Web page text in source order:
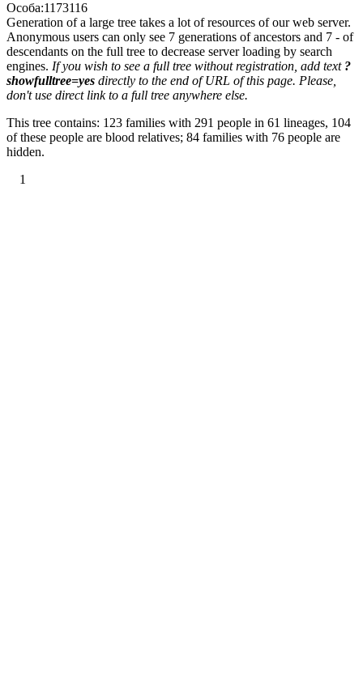
Особа:1173116
Generation of a large tree takes a lot of resources of our web server.
Anonymous users can only see 7 generations of ancestors and 7 - of
descendants on the full tree to decrease server loading by search
engines. If you wish to see a full tree without registration, add text ?
showfulltree=yes directly to the end of URL of this page. Please,
don't use direct link to a full tree anywhere else.
This tree contains: 123 families with 291 people in 61 lineages, 104
of these people are blood relatives; 84 families with 76 people are
hidden.
1